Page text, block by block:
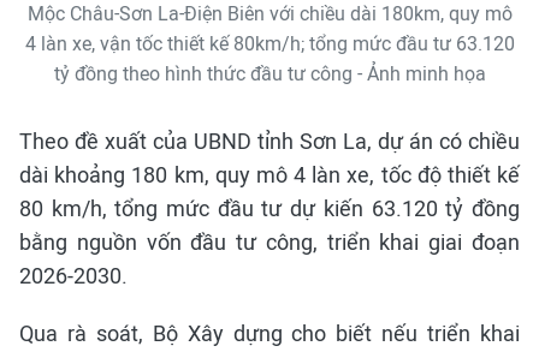
Mộc Châu-Sơn La-Điện Biên với chiều dài 180km, quy mô
4 làn xe, vận tốc thiết kế 80km/h; tổng mức đầu tư 63.120
tỷ đồng theo hình thức đầu tư công - Ảnh minh họa
Theo đề xuất của UBND tỉnh Sơn La, dự án có chiều
dài khoảng 180 km, quy mô 4 làn xe, tốc độ thiết kế
80 km/h, tổng mức đầu tư dự kiến 63.120 tỷ đồng
bằng nguồn vốn đầu tư công, triển khai giai đoạn
2026-2030.
Qua rà soát, Bộ Xây dựng cho biết nếu triển khai